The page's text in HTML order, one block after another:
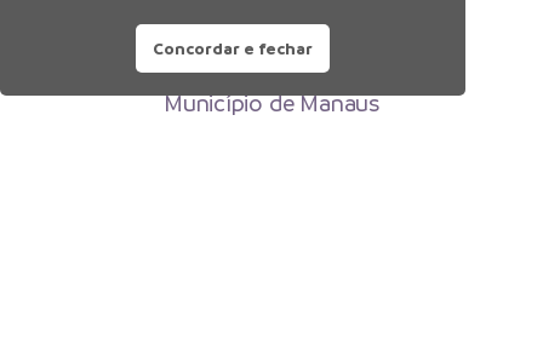
Prefeitura Municipal de Manaus
Município de Manaus
Concordar e fechar